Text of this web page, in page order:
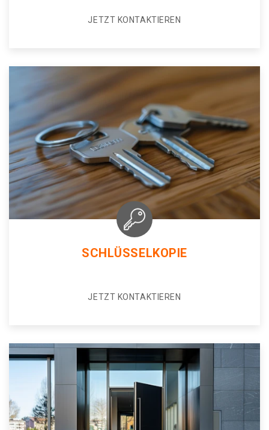
JETZT KONTAKTIEREN
SCHLÜSSELKOPIE
JETZT KONTAKTIEREN